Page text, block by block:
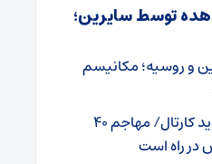
توسط سایرین؛
و روسیه؛ مکانیسم
رونمایی از اولین خرید کارتال/ مهاجم ۴۰
در راه است